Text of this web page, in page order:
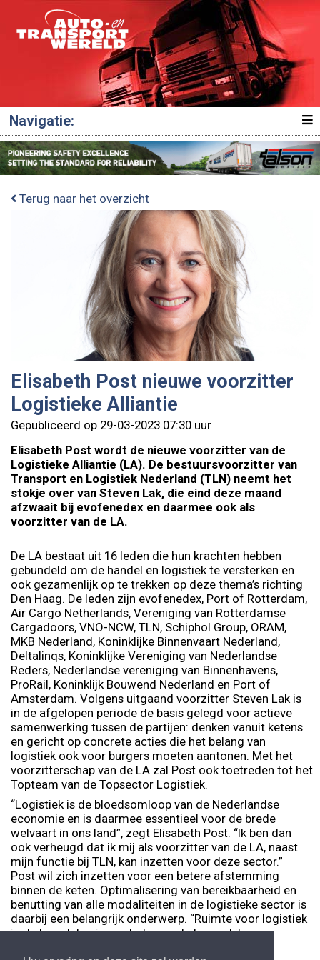
Navigatie:
Terug naar het overzicht
Elisabeth Post nieuwe voorzitter
Logistieke Alliantie
Gepubliceerd op 29-03-2023 07:30 uur
Elisabeth Post wordt de nieuwe voorzitter van de
Logistieke Alliantie (LA). De bestuursvoorzitter van
Transport en Logistiek Nederland (TLN) neemt het
stokje over van Steven Lak, die eind deze maand
afzwaait bij evofenedex en daarmee ook als
voorzitter van de LA.
De LA bestaat uit 16 leden die hun krachten hebben
gebundeld om de handel en logistiek te versterken en
ook gezamenlijk op te trekken op deze thema’s richting
Den Haag. De leden zijn evofenedex, Port of Rotterdam,
Air Cargo Netherlands, Vereniging van Rotterdamse
Cargadoors, VNO-NCW, TLN, Schiphol Group, ORAM,
MKB Nederland, Koninklijke Binnenvaart Nederland,
Deltalinqs, Koninklijke Vereniging van Nederlandse
Reders, Nederlandse vereniging van Binnenhavens,
ProRail, Koninklijk Bouwend Nederland en Port of
Amsterdam. Volgens uitgaand voorzitter Steven Lak is
in de afgelopen periode de basis gelegd voor actieve
samenwerking tussen de partijen: denken vanuit ketens
en gericht op concrete acties die het belang van
logistiek ook voor burgers moeten aantonen. Met het
voorzitterschap van de LA zal Post ook toetreden tot het
Topteam van de Topsector Logistiek.
“Logistiek is de bloedsomloop van de Nederlandse
economie en is daarmee essentieel voor de brede
welvaart in ons land”, zegt Elisabeth Post. “Ik ben dan
ook verheugd dat ik mij als voorzitter van de LA, naast
mijn functie bij TLN, kan inzetten voor deze sector.”
Post wil zich inzetten voor een betere afstemming
binnen de keten. Optimalisering van bereikbaarheid en
benutting van alle modaliteiten in de logistieke sector is
daarbij een belangrijk onderwerp. “Ruimte voor logistiek
in de breedste zin van het woord, daar zal ik voor